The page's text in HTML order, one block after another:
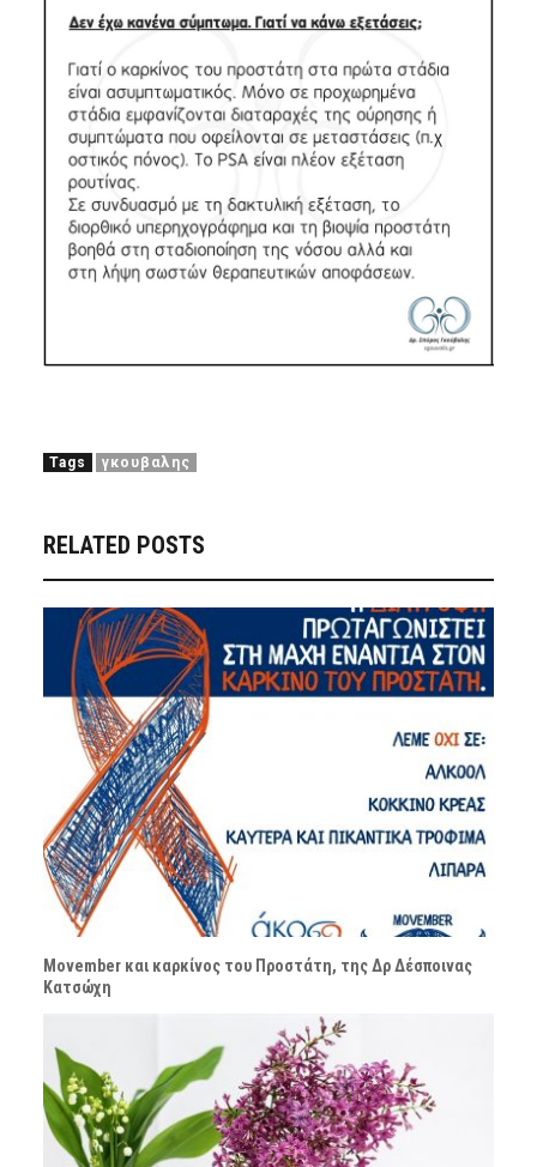
Tags γκουβαλης
RELATED POSTS
Movember και καρκίνος του Προστάτη, της Δρ Δέσποινας
Κατσώχη